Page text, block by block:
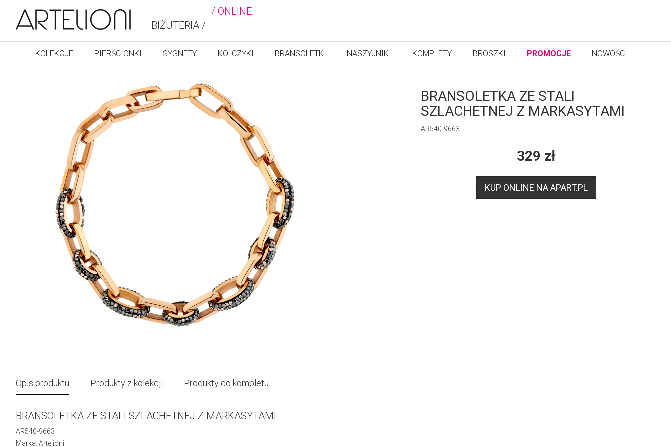
/ ONLINE
BIŻUTERIA /
KOLEKCJE PIERŚCIONKI SYGNETY KOLCZYKI BRANSOLETKI NASZYJNIKI KOMPLETY BROSZKI PROMOCJE NOWOŚCI
BRANSOLETKA ZE STALI
SZLACHETNEJ Z MARKASYTAMI
AR540-9663
329 zł
KUP ONLINE NA APART.PL
Opis produktu Produkty z kolekcji Produkty do kompletu
BRANSOLETKA ZE STALI SZLACHETNEJ Z MARKASYTAMI
AR540-9663
Marka: Artelioni